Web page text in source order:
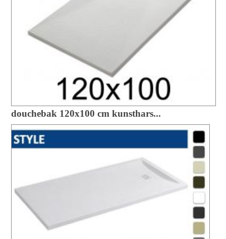
douchebak 120x100 cm kunsthars...